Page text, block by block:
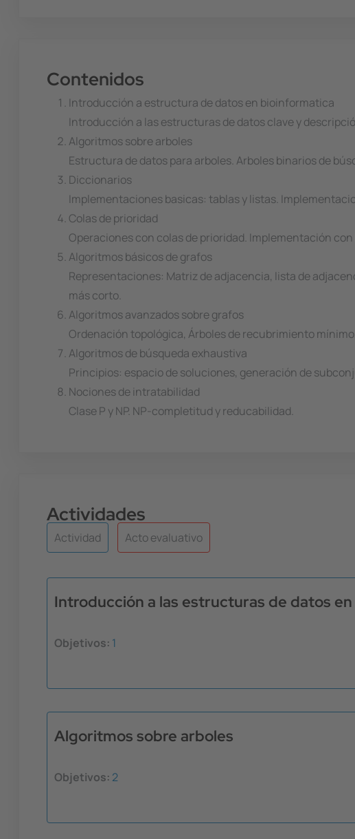
Contenidos
Introducción a estructura de datos en bioinformatica
Introducción a las estructuras de datos clave y
Algoritmos sobre arboles
Estructura de datos para arboles. Arboles binarios de
Diccionarios
Implementaciones basicas: tablas y listas.
Colas de prioridad
Operaciones con colas de prioridad. Implementación
Algoritmos básicos de grafos
Representaciones: Matriz de adjacencia, lista de
más corto.
Algoritmos avanzados sobre grafos
Ordenación topológica, Árboles de recubrimiento
Algoritmos de búsqueda exhaustiva
Principios: espacio de soluciones, generación de
Nociones de intratabilidad
Clase P y NP. NP-completitud y reducabilidad.
Actividades
Actividad Acto evaluativo
Introducción a las estructuras de datos
Objetivos: 1
Algoritmos sobre arboles
Objetivos: 2